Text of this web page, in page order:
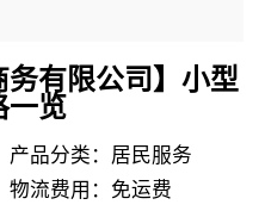
务有限公司】小型
一览
产品分类：居民服务
物流费用：免运费